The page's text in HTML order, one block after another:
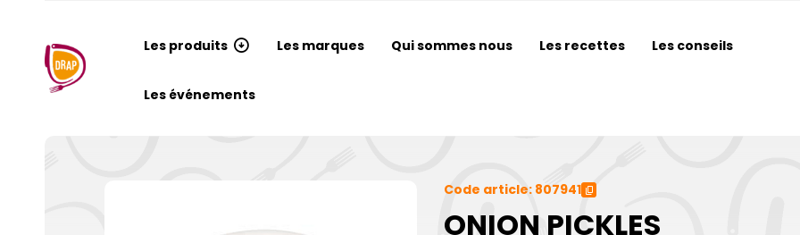
Les produits Les marques Qui sommes nous Les recettes Les conseils
Les événements
Code article: 807941
ONION PICKLES